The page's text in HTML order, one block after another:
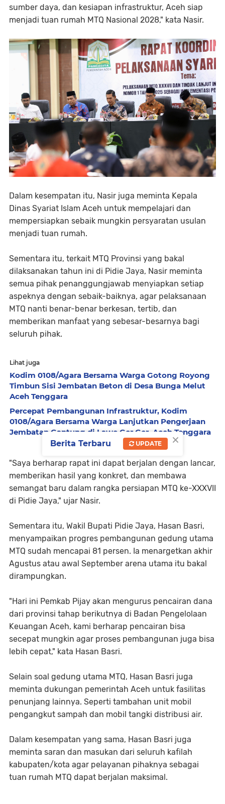
sumber daya, dan kesiapan infrastruktur, Aceh siap
menjadi tuan rumah MTQ Nasional 2028," kata Nasir.
Dalam kesempatan itu, Nasir juga meminta Kepala
Dinas Syariat Islam Aceh untuk mempelajari dan
mempersiapkan sebaik mungkin persyaratan usulan
menjadi tuan rumah.
Sementara itu, terkait MTQ Provinsi yang bakal
dilaksanakan tahun ini di Pidie Jaya, Nasir meminta
semua pihak penanggungjawab menyiapkan setiap
aspeknya dengan sebaik-baiknya, agar pelaksanaan
MTQ nanti benar-benar berkesan, tertib, dan
memberikan manfaat yang sebesar-besarnya bagi
seluruh pihak.
Lihat juga
Kodim 0108/Agara Bersama Warga Gotong Royong
Timbun Sisi Jembatan Beton di Desa Bunga Melut
Aceh Tenggara
Percepat Pembangunan Infrastruktur, Kodim
0108/Agara Bersama Warga Lanjutkan Pengerjaan
Jembatan Gantung di Lawe Ger Ger, Aceh Tenggara
"Saya berharap rapat ini dapat berjalan dengan lancar,
memberikan hasil yang konkret, dan membawa
semangat baru dalam rangka persiapan MTQ ke-XXXVII
di Pidie Jaya," ujar Nasir.
Sementara itu, Wakil Bupati Pidie Jaya, Hasan Basri,
menyampaikan progres pembangunan gedung utama
MTQ sudah mencapai 81 persen. Ia menargetkan akhir
Agustus atau awal September arena utama itu bakal
dirampungkan.
"Hari ini Pemkab Pijay akan mengurus pencairan dana
dari provinsi tahap berikutnya di Badan Pengelolaan
Keuangan Aceh, kami berharap pencairan bisa
secepat mungkin agar proses pembangunan juga bisa
lebih cepat," kata Hasan Basri.
Selain soal gedung utama MTQ, Hasan Basri juga
meminta dukungan pemerintah Aceh untuk fasilitas
penunjang lainnya. Seperti tambahan unit mobil
pengangkut sampah dan mobil tangki distribusi air.
Dalam kesempatan yang sama, Hasan Basri juga
meminta saran dan masukan dari seluruh kafilah
kabupaten/kota agar pelayanan pihaknya sebagai
tuan rumah MTQ dapat berjalan maksimal.
×
Berita Terbaru UPDATE